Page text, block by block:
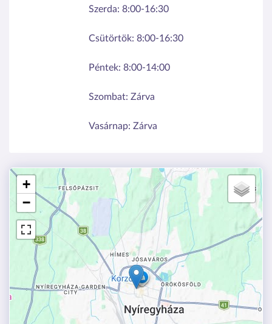
Szerda: 8:00-16:30
Csütörtök: 8:00-16:30
Péntek: 8:00-14:00
Szombat: Zárva
Vasárnap: Zárva
+
−